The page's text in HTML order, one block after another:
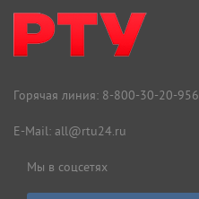
Горячая линия: 8-800-30-20-956
E-Mail: all@rtu24.ru
Мы в соцсетях